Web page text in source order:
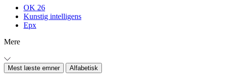
OK 26
Kunstig intelligens
Epx
Mere
Mest læste emner Alfabetisk